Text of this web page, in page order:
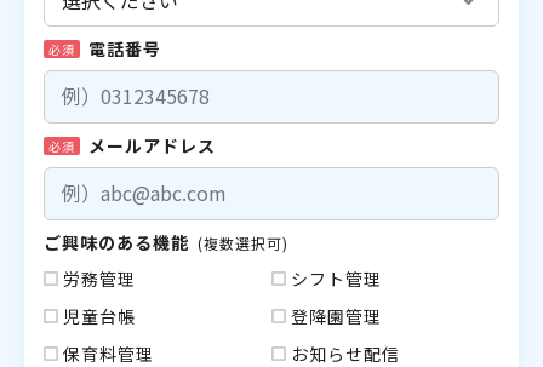
必須 電話番号
必須 メールアドレス
ご興味のある機能 (複数選択可)
労務管理
シフト管理
児童台帳
登降園管理
保育料管理
お知らせ配信